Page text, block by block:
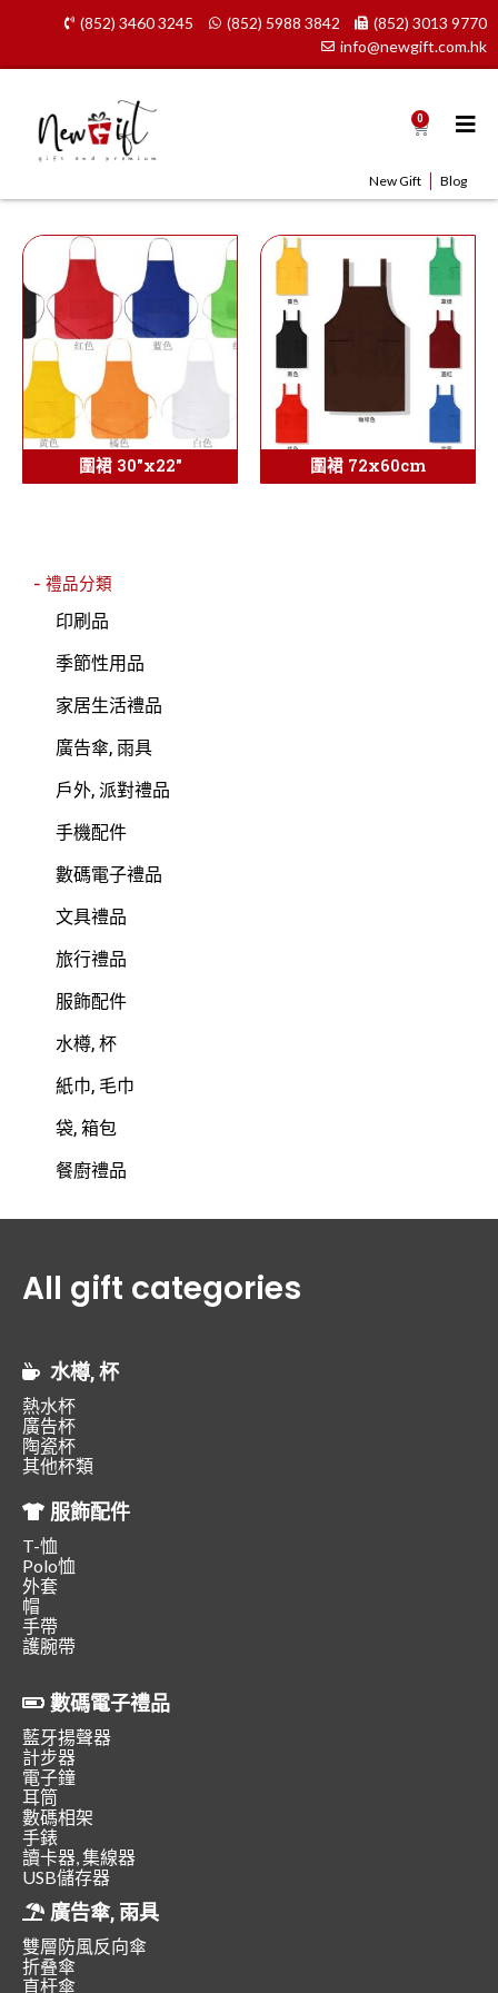
content
(852) 3460 3245 (852) 5988 3842
(852) 3013 9770
info@newgift.com.hk
0 Cart
New Gift Blog
- 禮品分類
印刷品
季節性用品
家居生活禮品
廣告傘, 雨具
戶外, 派對禮品
手機配件
數碼電子禮品
文具禮品
旅行禮品
服飾配件
水樽, 杯
紙巾, 毛巾
袋, 箱包
餐廚禮品
圍裙 30″x22″ 圍裙 72x60cm
All gift categories
水樽, 杯
熱水杯
廣告杯
陶瓷杯
其他杯類
服飾配件
T-恤
Polo恤
外套
帽
手帶
護腕帶
數碼電子禮品
藍牙揚聲器
計步器
電子鐘
耳筒
數碼相架
手錶
讀卡器, 集線器
USB儲存器
廣告傘, 雨具
雙層防風反向傘
折叠傘
直杆傘